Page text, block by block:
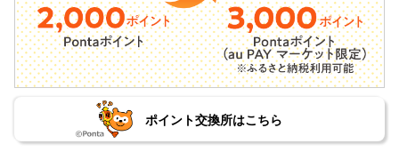
ポイント交換所はこちら